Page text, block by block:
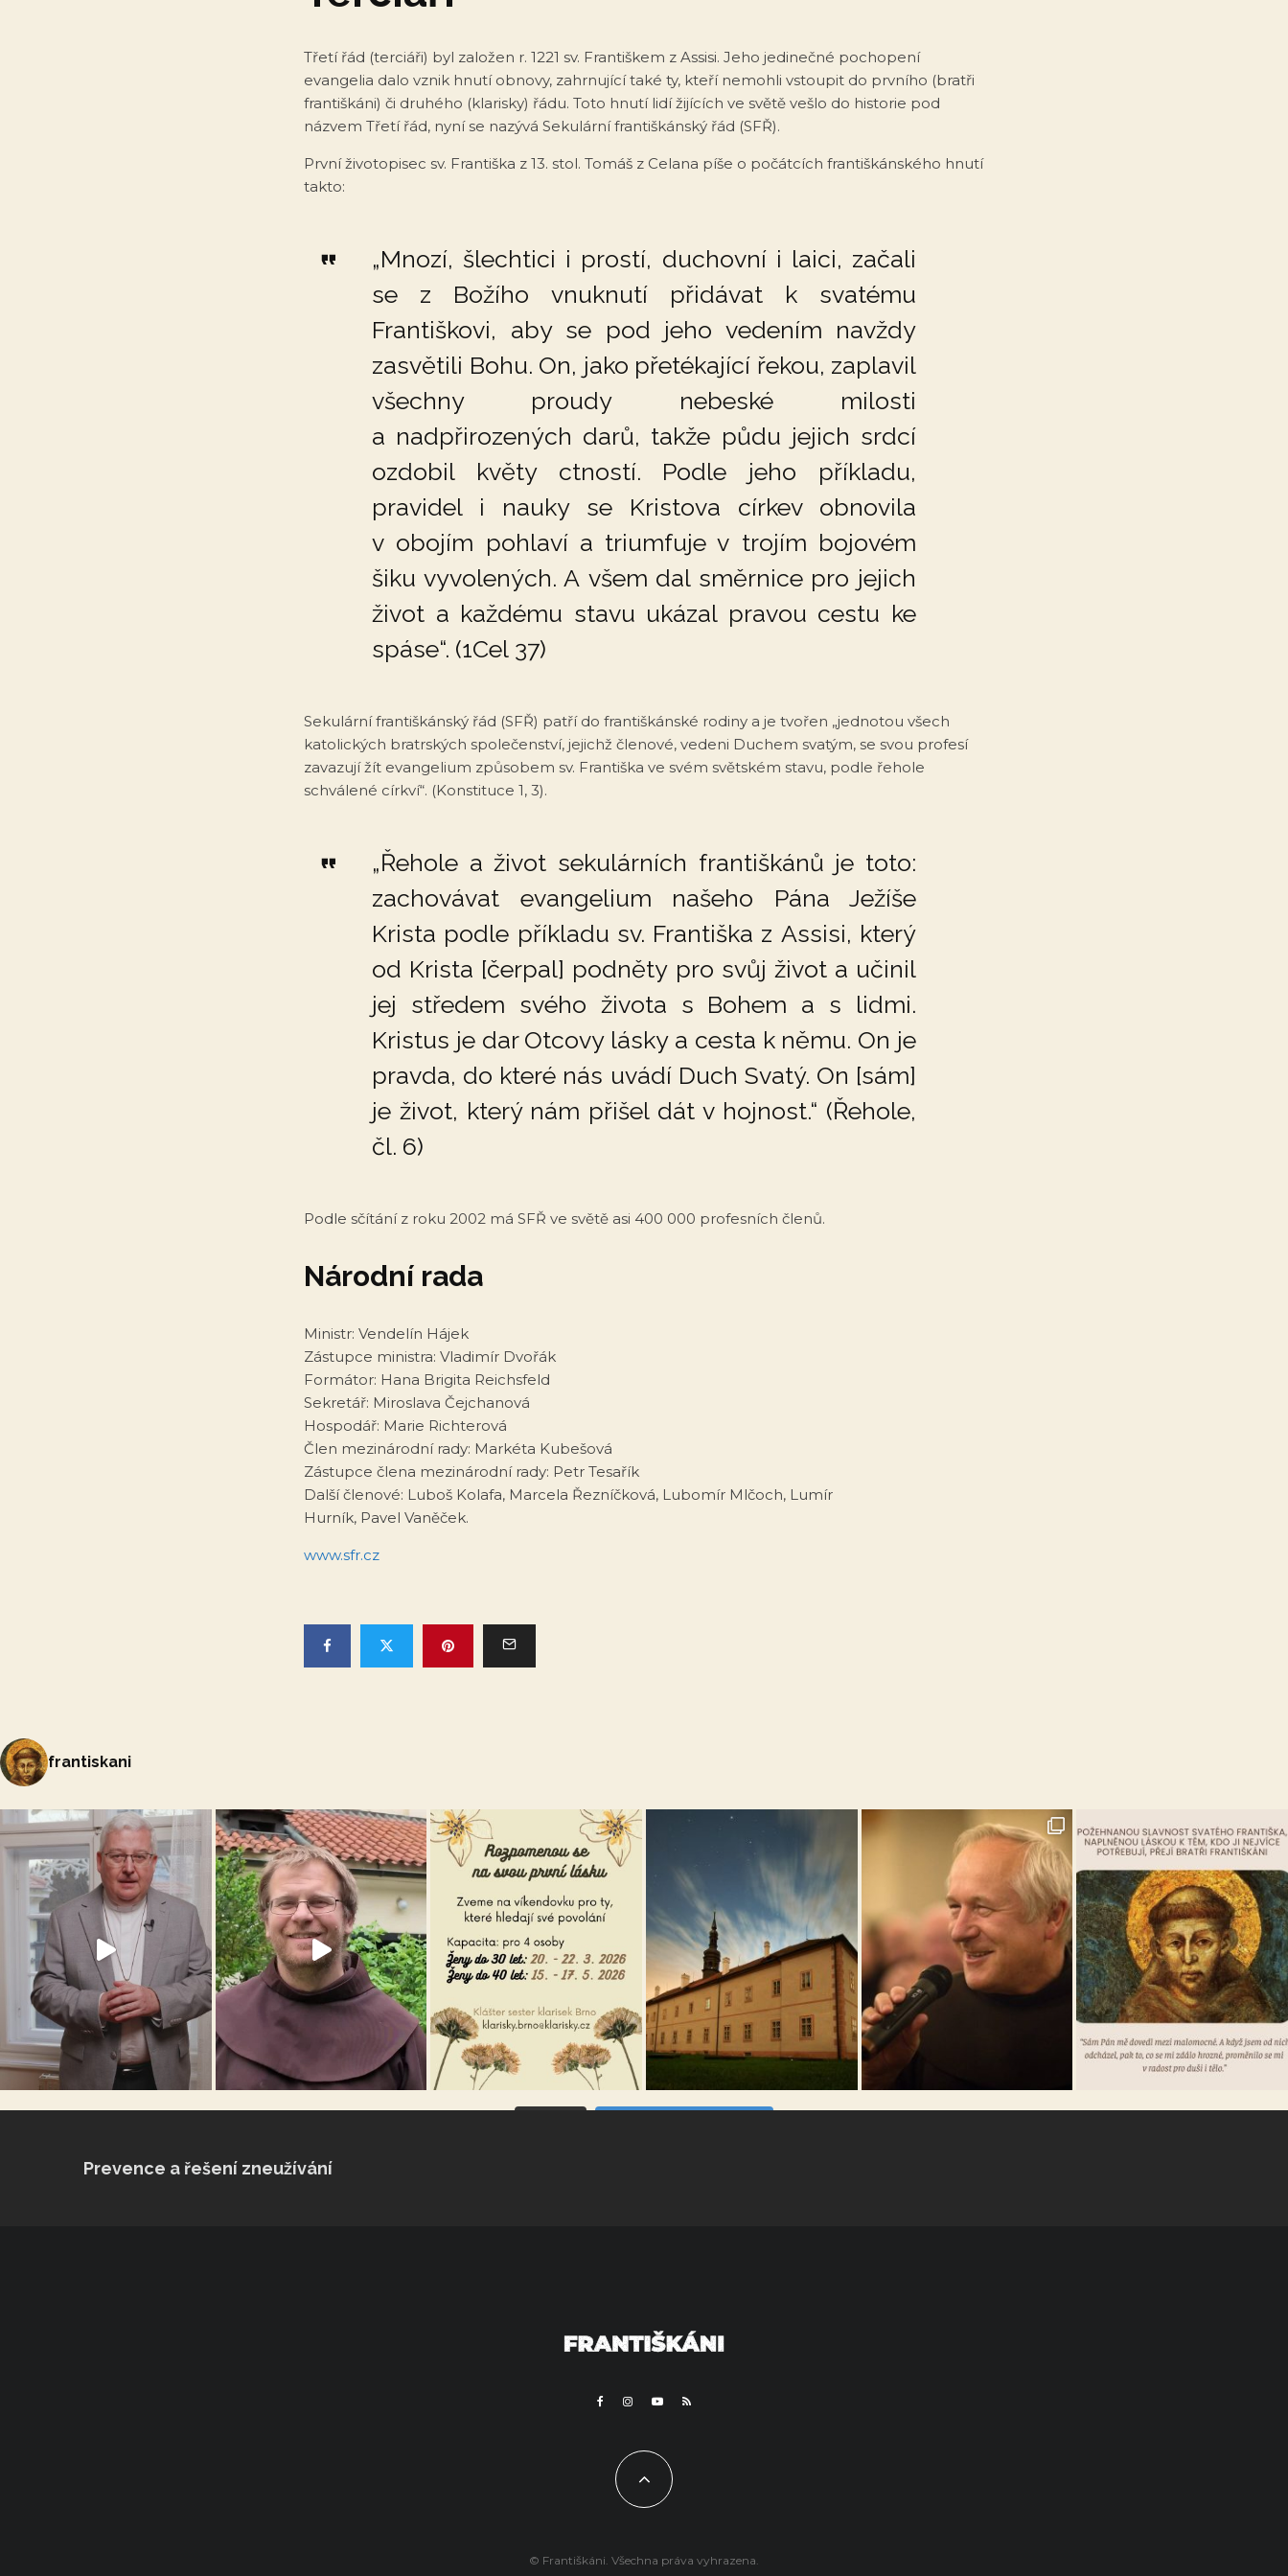
Třetí řád (terciáři) byl založen r. 1221 sv. Františkem z Assisi. Jeho jedinečné pochopení
evangelia dalo vznik hnutí obnovy, zahrnující také ty, kteří nemohli vstoupit do prvního (bratři
františkáni) či druhého (klarisky) řádu. Toto hnutí lidí žijících ve světě vešlo do historie pod
názvem Třetí řád, nyní se nazývá Sekulární františkánský řád (SFŘ).
První životopisec sv. Františka z 13. stol. Tomáš z Celana píše o počátcích františkánského hnutí
takto:
„Mnozí, šlechtici i prostí, duchovní i laici, začali
se z Božího vnuknutí přidávat k svatému
Františkovi, aby se pod jeho vedením navždy
zasvětili Bohu. On, jako přetékající řekou, zaplavil
všechny proudy nebeské milosti
a nadpřirozených darů, takže půdu jejich srdcí
ozdobil květy ctností. Podle jeho příkladu,
pravidel i nauky se Kristova církev obnovila
v obojím pohlaví a triumfuje v trojím bojovém
šiku vyvolených. A všem dal směrnice pro jejich
život a každému stavu ukázal pravou cestu ke
spáse“. (1Cel 37)
Sekulární františkánský řád (SFŘ) patří do františkánské rodiny a je tvořen „jednotou všech
katolických bratrských společenství, jejichž členové, vedeni Duchem svatým, se svou profesí
zavazují žít evangelium způsobem sv. Františka ve svém světském stavu, podle řehole
schválené církví“. (Konstituce 1, 3).
„Řehole a život sekulárních františkánů je toto:
zachovávat evangelium našeho Pána Ježíše
Krista podle příkladu sv. Františka z Assisi, který
od Krista [čerpal] podněty pro svůj život a učinil
jej středem svého života s Bohem a s lidmi.
Kristus je dar Otcovy lásky a cesta k němu. On je
pravda, do které nás uvádí Duch Svatý. On [sám]
je život, který nám přišel dát v hojnost.“ (Řehole,
čl. 6)
Podle sčítání z roku 2002 má SFŘ ve světě asi 400 000 profesních členů.
Národní rada
Ministr: Vendelín Hájek
Zástupce ministra: Vladimír Dvořák
Formátor: Hana Brigita Reichsfeld
Sekretář: Miroslava Čejchanová
Hospodář: Marie Richterová
Člen mezinárodní rady: Markéta Kubešová
Zástupce člena mezinárodní rady: Petr Tesařík
Další členové: Luboš Kolafa, Marcela Řezníčková, Lubomír Mlčoch, Lumír
Hurník, Pavel Vaněček.
www.sfr.cz
frantiskani
Prevence a řešení zneužívání
© Františkáni. Všechna práva vyhrazena.